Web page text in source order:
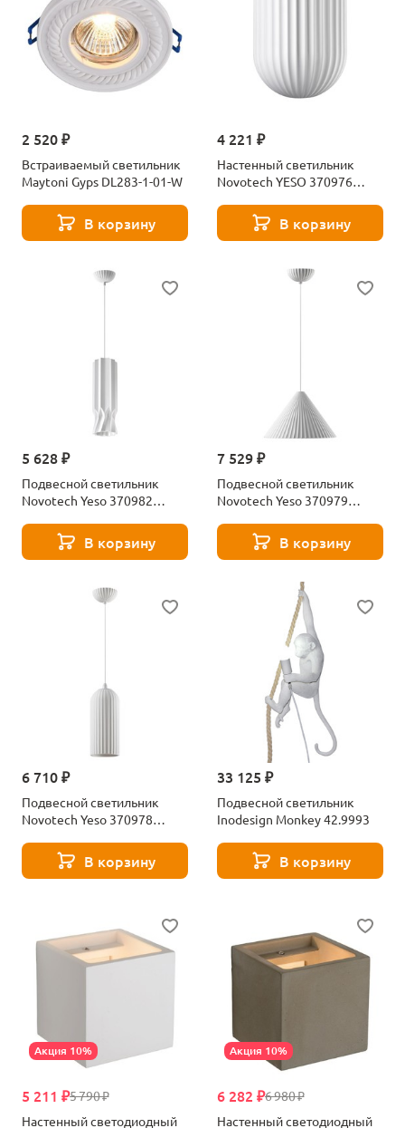
2 520 ₽
Встраиваемый светильник
Maytoni Gyps DL283-1-01-W
В корзину
4 221 ₽
Настенный светильник
Novotech YESO 370976
В корзину
5 628 ₽
Подвесной светильник
Novotech Yeso 370982
В корзину
7 529 ₽
Подвесной светильник
Novotech Yeso 370979
В корзину
6 710 ₽
Подвесной светильник
Novotech Yeso 370978
В корзину
33 125 ₽
Подвесной светильник
Inodesign Monkey 42.9993
В корзину
Акция 10%
5 790 ₽
5 211 ₽
Настенный светодиодный
Акция 10%
6 980 ₽
6 282 ₽
Настенный светодиодный